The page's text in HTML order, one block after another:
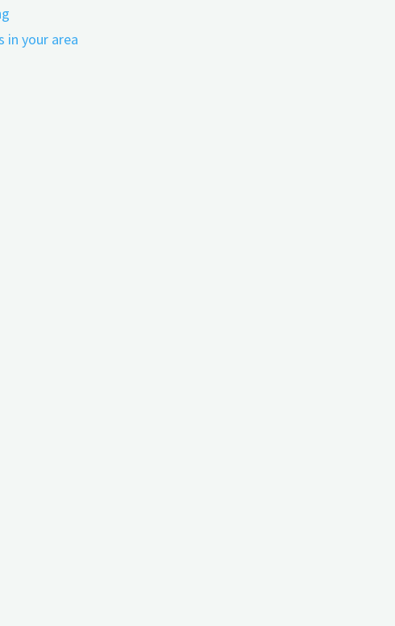
in your area
den Fokus – besonders, wenn es um Erkrankungen wie
genau steckt hinter einem Gentest? Wann ist er bei einer
Untersuchung des Erbguts, um Hinweise auf genetische
– oder die Ursachen bereits aufgetretener Symptome
im Gehirn verursachen. Diese können direkt oder indirekt
zwei Arten genetischer Tests: So gibt es die Testung auf